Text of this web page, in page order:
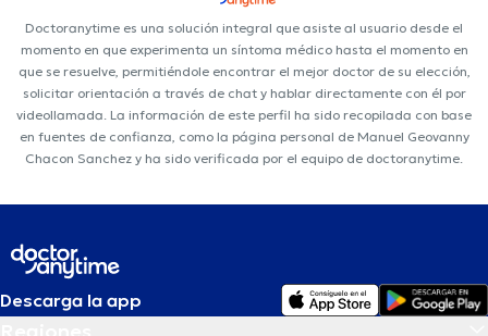
Doctoranytime es una solución integral que asiste al usuario desde el
momento en que experimenta un síntoma médico hasta el momento en
que se resuelve, permitiéndole encontrar el mejor doctor de su elección,
solicitar orientación a través de chat y hablar directamente con él por
videollamada. La información de este perfil ha sido recopilada con base
en fuentes de confianza, como la página personal de Manuel Geovanny
Chacon Sanchez y ha sido verificada por el equipo de doctoranytime.
Descarga la app